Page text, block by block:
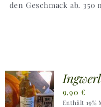
den Geschmack ab. 350
9,90 €
Enthält 19%